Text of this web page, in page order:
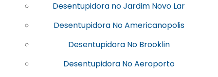
Desentupidora no Jardim Novo Lar
Desentupidora No Americanopolis
Desentupidora No Brooklin
Desentupidora No Aeroporto